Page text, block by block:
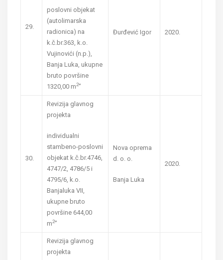
29.
poslovni objekat
(autolimarska
radionica) na
k.č.br.363, k.o.
Vujinovići (n.p.),
Banja Luka, ukupne
bruto površine
1320,00 m2”
Đurđević Igor 2020.
30.
Revizija glavnog
projekta
individualni
stambeno-poslovni
objekat k.č.br.4746,
4747/2, 4786/5 i
4795/6, k.o.
Banjaluka VII,
ukupne bruto
površine 644,00
m2”
Nova oprema
d. o. o.
Banja Luka
2020.
Revizija glavnog
projekta